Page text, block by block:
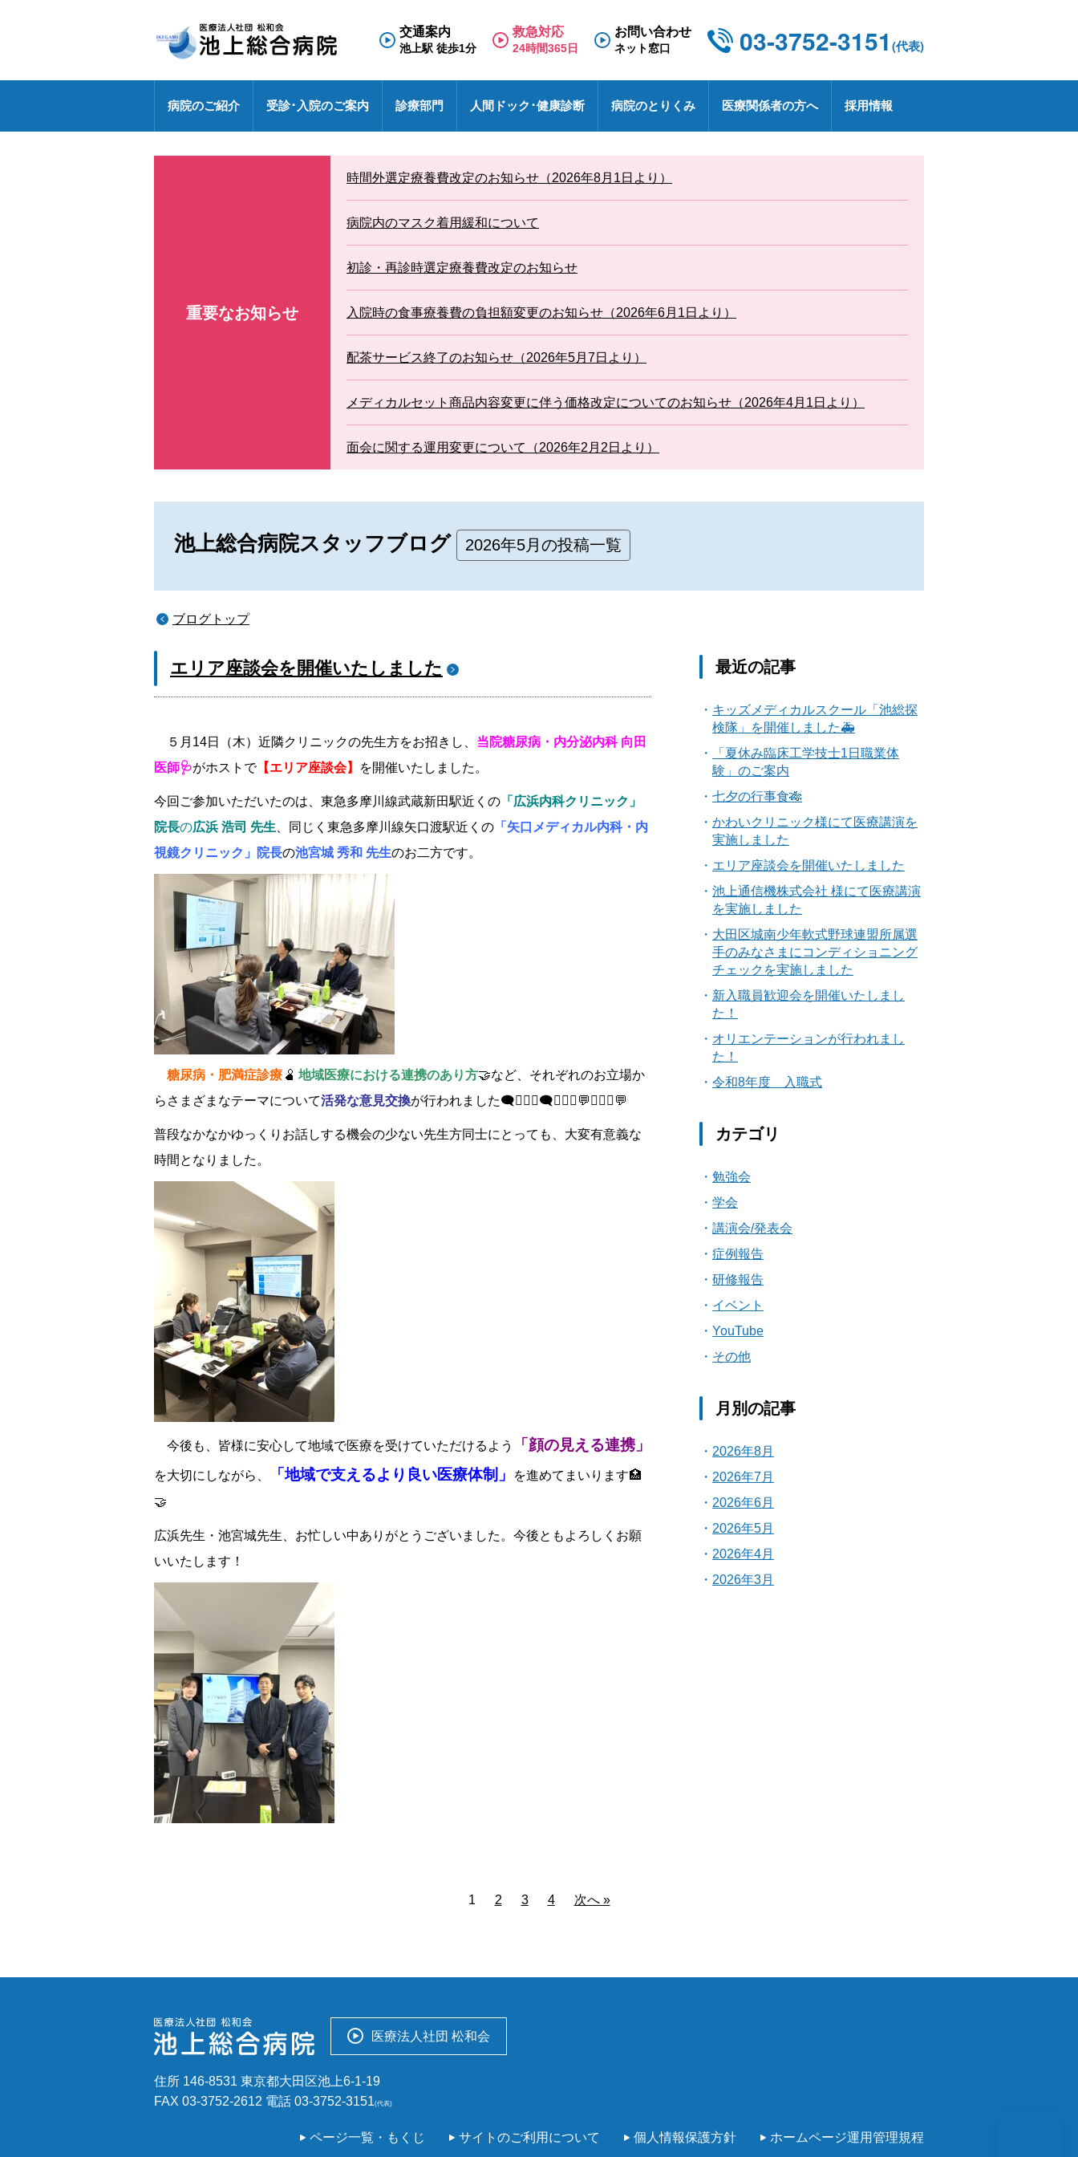
交通案内
池上駅 徒歩1分
救急対応
24時間365日
お問い合わせ
ネット窓口 03-3752-3151 (代表)
病院のご紹介
病院における包括同意に関するご案内
ハイブリッド手術室 厚生労働大臣の定める掲示事項
受診･入院のご案内
専門外来
患者相談窓口
各種文書のお申込み・発行
診療部門 人間ドック･健康診断
人間ドック・健診お問い合わせ
病院のとりくみ
特定行為研修修了者が活躍中 医療安全
DXへの取り組み 池トレ 池上レシピ
医療関係者の方へ 採用情報
重要なお知らせ
時間外選定療養費改定のお知らせ（2026年8月1日より）
病院内のマスク着用緩和について
初診・再診時選定療養費改定のお知らせ
入院時の食事療養費の負担額変更のお知らせ（2026年6月1日より）
配茶サービス終了のお知らせ（2026年5月7日より）
メディカルセット商品内容変更に伴う価格改定についてのお知らせ（2026年4月1日より）
面会に関する運用変更について（2026年2月2日より）
池上総合病院スタッフブログ 2026年5月の投稿一覧
ブログトップ
エリア座談会を開催いたしました
５月 14日（木）近隣クリニックの先生方をお招きし、 当院糖尿病・内分泌内科 向田
医師🩺がホストで【エリア座談会】 を開催いたしました。
今回ご参加いただいたのは、東急多摩川線武蔵新田駅近くの 「広浜内科クリニック」
院長の広浜 浩司 先生 、同じく東急多摩川線矢口渡駅近くの 「矢口メディカル内科・内
視鏡クリニック」院長の池宮城 秀和 先生のお二方です。
糖尿病・肥満症診療 🫄 地域医療における連携のあり方🤝など、それぞれのお立場か
らさまざまなテーマについて活発な意見交換が行われました🗨️🧑🏻‍⚕️🗨️👨🏻‍⚕️💬👩🏻‍⚕️💬
普段なかなかゆっくりお話しする機会の少ない先生方同士にとっても、大変有意義な
時間となりました。
今後も、皆様に安心して地域で医療を受けていただけるよう 「顔の見える連携」
を大切にしながら、 「地域で支えるより良い医療体制」
を進めてまいります🏥
🤝
広浜先生・池宮城先生、お忙しい中ありがとうございました。今後ともよろしくお願
いいたします！
最近の記事
キッズメディカルスクール「池総探
検隊」を開催しました🚑
「夏休み臨床工学技士1日職業体
験」のご案内
七夕の行事食🎋
かわいクリニック様にて医療講演を
実施しました
エリア座談会を開催いたしました
池上通信機株式会社 様にて医療講演
を実施しました
大田区城南少年軟式野球連盟所属選
手のみなさまにコンディショニング
チェックを実施しました
新入職員歓迎会を開催いたしまし
た！
オリエンテーションが行われまし
た！
令和8年度 入職式
カテゴリ
勉強会
学会
講演会/発表会
症例報告
研修報告
イベント
YouTube
その他
月別の記事
2026年8月
2026年7月
2026年6月
2026年5月
2026年4月
2026年3月
1 2 3 4 次へ »
医療法人社団 松和会
住所 146-8531 東京都大田区池上6-1-19
FAX 03-3752-2612 電話 03-3752-3151(代表)
ページ一覧・もくじ サイトのご利用について 個人情報保護方針 ホームページ運用管理規程